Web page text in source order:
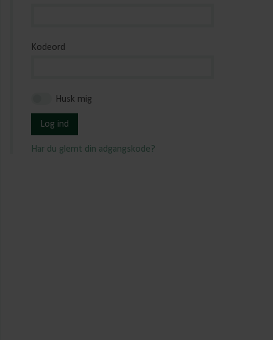
Kodeord
Husk mig
Log ind
Har du glemt din adgangskode?